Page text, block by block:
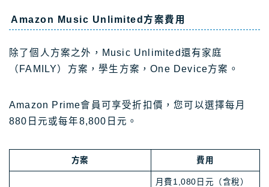
Amazon Music Unlimited方案費用
除了個人方案之外，Music Unlimited還有家庭
（FAMILY）方案，學生方案，One Device方案。
Amazon Prime會員可享受折扣價，您可以選擇每月
880日元或每年8,800日元。
方案 費用
月費1,080日元（含稅）